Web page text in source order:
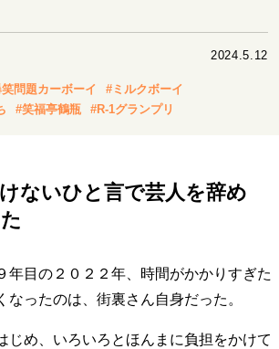
一流のルーティン
20代の現在地
2024.5.12
問題カーボーイ
#ミルクボーイ
#笑福亭鶴瓶 #R-1グランプリ
ないひと言で芸人を辞め
目の２０２２年、時間がかかりすぎた
なったのは、街裏さん自身だった。
じめ、いろいろとほんまに負担をかけて